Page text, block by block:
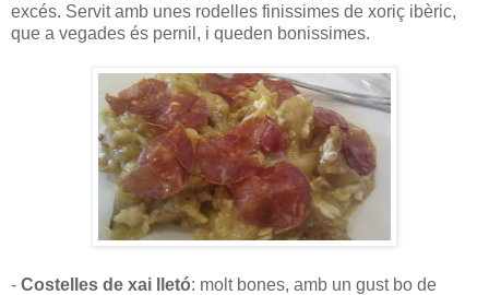
excés. Servit amb unes rodelles finissimes de xoriç ibèric,
que a vegades és pernil, i queden bonissimes.
- Costelles de xai lletó: molt bones, amb un gust bo de